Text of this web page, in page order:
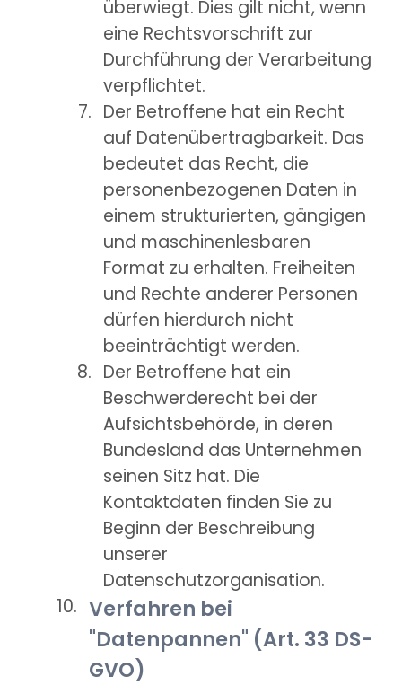
überwiegt. Dies gilt nicht, wenn
eine Rechtsvorschrift zur
Durchführung der Verarbeitung
verpflichtet.
Der Betroffene hat ein Recht
auf Datenübertragbarkeit. Das
bedeutet das Recht, die
personenbezogenen Daten in
einem strukturierten, gängigen
und maschinenlesbaren
Format zu erhalten. Freiheiten
und Rechte anderer Personen
dürfen hierdurch nicht
beeinträchtigt werden.
Der Betroffene hat ein
Beschwerderecht bei der
Aufsichtsbehörde, in deren
Bundesland das Unternehmen
seinen Sitz hat. Die
Kontaktdaten finden Sie zu
Beginn der Beschreibung
unserer
Datenschutzorganisation.
Verfahren bei
"Datenpannen" (Art. 33 DS-
GVO)